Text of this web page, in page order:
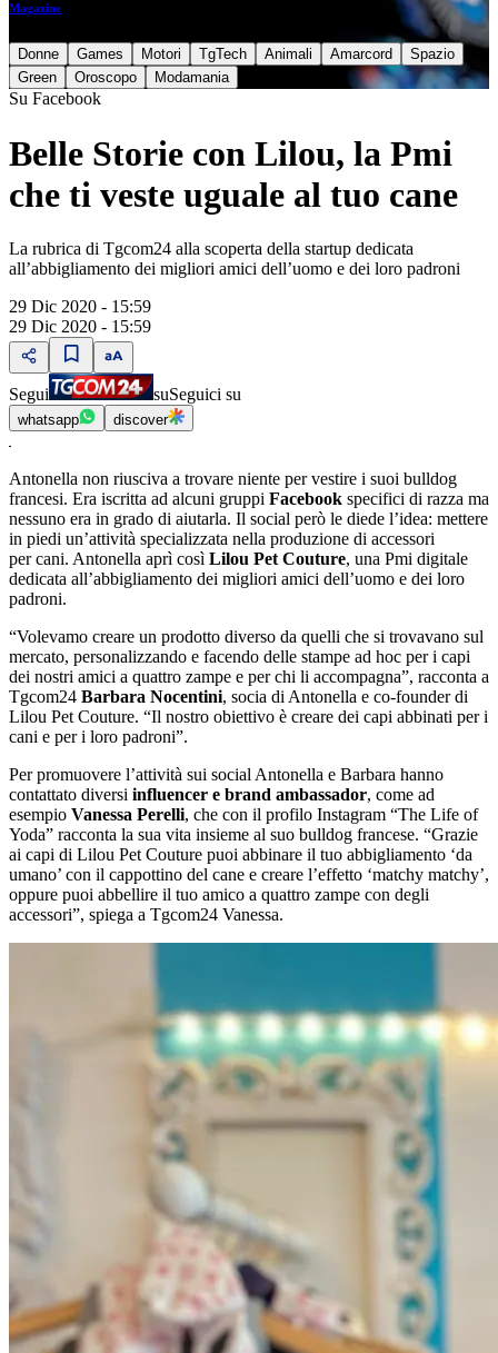
Magazine
Donne Games Motori TgTech Animali Amarcord
Spazio
Green
Oroscopo Modamania
Su Facebook
Belle Storie con Lilou, la Pmi
che ti veste uguale al tuo cane
La rubrica di Tgcom24 alla scoperta della startup dedicata
all’abbigliamento dei migliori amici dell’uomo e dei loro padroni
29 Dic 2020 - 15:59
29 Dic 2020 - 15:59
Segui suSeguici su
whatsapp discover
Antonella non riusciva a trovare niente per vestire i suoi bulldog
francesi. Era iscritta ad alcuni gruppi Facebook specifici di razza ma
nessuno era in grado di aiutarla. Il social però le diede l’idea: mettere
in piedi un’attività specializzata nella produzione di accessori
per cani. Antonella aprì così Lilou Pet Couture, una Pmi digitale
dedicata all’abbigliamento dei migliori amici dell’uomo e dei loro
padroni.
“Volevamo creare un prodotto diverso da quelli che si trovavano sul
mercato, personalizzando e facendo delle stampe ad hoc per i capi
dei nostri amici a quattro zampe e per chi li accompagna”, racconta a
Tgcom24 Barbara Nocentini, socia di Antonella e co-founder di
Lilou Pet Couture. “Il nostro obiettivo è creare dei capi abbinati per i
cani e per i loro padroni”.
Per promuovere l’attività sui social Antonella e Barbara hanno
contattato diversi influencer e brand ambassador, come ad
esempio Vanessa Perelli, che con il profilo Instagram “The Life of
Yoda” racconta la sua vita insieme al suo bulldog francese. “Grazie
ai capi di Lilou Pet Couture puoi abbinare il tuo abbigliamento ‘da
umano’ con il cappottino del cane e creare l’effetto ‘matchy matchy’,
oppure puoi abbellire il tuo amico a quattro zampe con degli
accessori”, spiega a Tgcom24 Vanessa.